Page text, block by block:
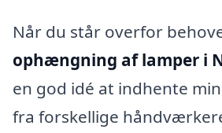
Når du står overfor
ophængning af lamper i
en god idé at indhente
fra forskellige